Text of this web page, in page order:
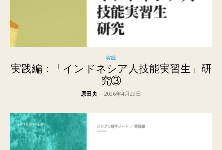
実践
実践編：「インドネシア人技能実習生」研
究③
原田央 - 2026年4月29日